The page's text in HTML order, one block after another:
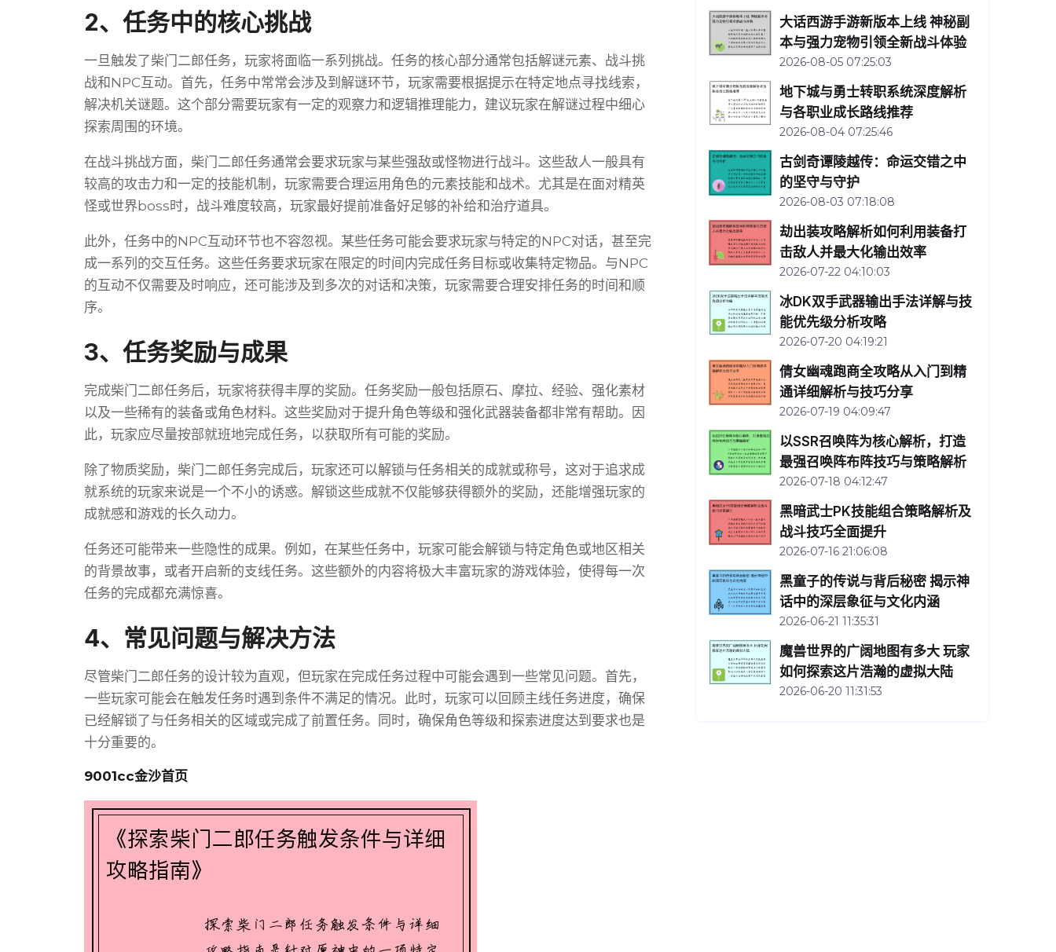
2、任务中的核心挑战
一旦触发了柴门二郎任务，玩家将面临一系列挑战。任务的核心部分通常包括解谜元素、战斗挑
战和NPC互动。首先，任务中常常会涉及到解谜环节，玩家需要根据提示在特定地点寻找线索，
解决机关谜题。这个部分需要玩家有一定的观察力和逻辑推理能力，建议玩家在解谜过程中细心
探索周围的环境。
在战斗挑战方面，柴门二郎任务通常会要求玩家与某些强敌或怪物进行战斗。这些敌人一般具有
较高的攻击力和一定的技能机制，玩家需要合理运用角色的元素技能和战术。尤其是在面对精英
怪或世界boss时，战斗难度较高，玩家最好提前准备好足够的补给和治疗道具。
此外，任务中的NPC互动环节也不容忽视。某些任务可能会要求玩家与特定的NPC对话，甚至完
成一系列的交互任务。这些任务要求玩家在限定的时间内完成任务目标或收集特定物品。与NPC
的互动不仅需要及时响应，还可能涉及到多次的对话和决策，玩家需要合理安排任务的时间和顺
序。
3、任务奖励与成果
完成柴门二郎任务后，玩家将获得丰厚的奖励。任务奖励一般包括原石、摩拉、经验、强化素材
以及一些稀有的装备或角色材料。这些奖励对于提升角色等级和强化武器装备都非常有帮助。因
此，玩家应尽量按部就班地完成任务，以获取所有可能的奖励。
除了物质奖励，柴门二郎任务完成后，玩家还可以解锁与任务相关的成就或称号，这对于追求成
就系统的玩家来说是一个不小的诱惑。解锁这些成就不仅能够获得额外的奖励，还能增强玩家的
成就感和游戏的长久动力。
任务还可能带来一些隐性的成果。例如，在某些任务中，玩家可能会解锁与特定角色或地区相关
的背景故事，或者开启新的支线任务。这些额外的内容将极大丰富玩家的游戏体验，使得每一次
任务的完成都充满惊喜。
4、常见问题与解决方法
尽管柴门二郎任务的设计较为直观，但玩家在完成任务过程中可能会遇到一些常见问题。首先，
一些玩家可能会在触发任务时遇到条件不满足的情况。此时，玩家可以回顾主线任务进度，确保
已经解锁了与任务相关的区域或完成了前置任务。同时，确保角色等级和探索进度达到要求也是
十分重要的。
9001cc金沙首页
大话西游手游新版本上线 神秘副
本与强力宠物引领全新战斗体验
2026-08-05 07:25:03
地下城与勇士转职系统深度解析
与各职业成长路线推荐
2026-08-04 07:25:46
古剑奇谭陵越传：命运交错之中
的坚守与守护
2026-08-03 07:18:08
劫出装攻略解析如何利用装备打
击敌人并最大化输出效率
2026-07-22 04:10:03
冰DK双手武器输出手法详解与技
能优先级分析攻略
2026-07-20 04:19:21
倩女幽魂跑商全攻略从入门到精
通详细解析与技巧分享
2026-07-19 04:09:47
以SSR召唤阵为核心解析，打造
最强召唤阵布阵技巧与策略解析
2026-07-18 04:12:47
黑暗武士PK技能组合策略解析及
战斗技巧全面提升
2026-07-16 21:06:08
黑童子的传说与背后秘密 揭示神
话中的深层象征与文化内涵
2026-06-21 11:35:31
魔兽世界的广阔地图有多大 玩家
如何探索这片浩瀚的虚拟大陆
2026-06-20 11:31:53